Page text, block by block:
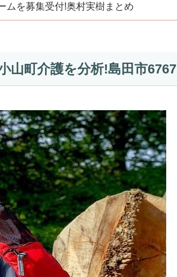
ムを募集受付!奥村実樹まとめ
山町介護を分析!島田市6767